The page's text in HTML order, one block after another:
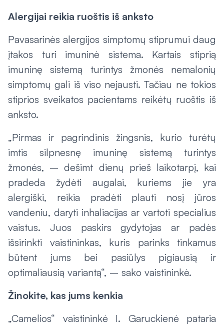
Alergijai reikia ruoštis iš anksto
Pavasarinės alergijos simptomų stiprumui daug
įtakos turi imuninė sistema. Kartais stiprią
imuninę sistemą turintys žmonės nemalonių
simptomų gali iš viso nejausti. Tačiau ne tokios
stiprios sveikatos pacientams reikėtų ruoštis iš
anksto.
„Pirmas ir pagrindinis žingsnis, kurio turėtų
imtis silpnesnę imuninę sistemą turintys
žmonės, – dešimt dienų prieš laikotarpį, kai
pradeda žydėti augalai, kuriems jie yra
alergiški, reikia pradėti plauti nosį jūros
vandeniu, daryti inhaliacijas ar vartoti specialius
vaistus. Juos paskirs gydytojas ar padės
išsirinkti vaistininkas, kuris parinks tinkamus
būtent jums bei pasiūlys pigiausią ir
optimaliausią variantą“, – sako vaistininkė.
Žinokite, kas jums kenkia
„Camelios“ vaistininkė I. Garuckienė pataria